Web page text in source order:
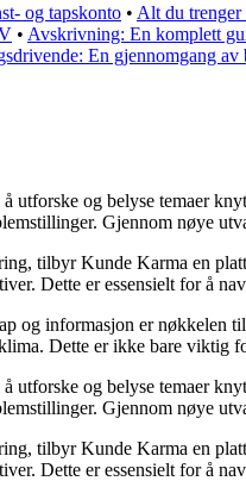
og tapskonto • Alt du
• Avskrivning: En komplett
En gjennomgang av
utforske og belyse temaer
Gjennom nøye
tilbyr Kunde Karma en
Dette er essensielt for å
og informasjon er nøkkelen
Dette er ikke bare viktig
utforske og belyse temaer
Gjennom nøye
tilbyr Kunde Karma en
Dette er essensielt for å